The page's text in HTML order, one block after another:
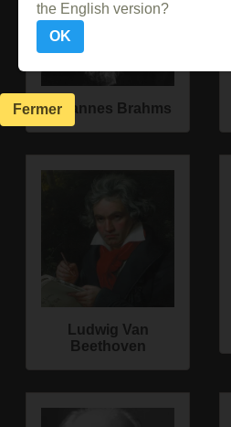
Johannes Brahms
Ludwig Van
Beethoven
the English version?
OK
Fermer